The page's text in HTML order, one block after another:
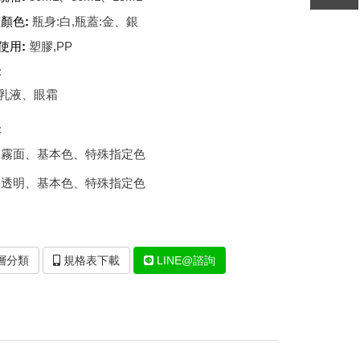
壓克力面霜瓶 B2/B3/B4專區
壓克力面霜瓶 O1/O2專區
壓克力面霜瓶 BX專區
壓克力面霜瓶 EJ專區
壓克力面霜瓶 EJR專區
壓克力面霜瓶 D專區
色: 瓶身:白,瓶蓋:金、銀
用: 塑膠,PP
液、眼霜
面、基本色、特殊指定色
明、基本色、特殊指定色
分類 規格表下載 LINE@諮詢